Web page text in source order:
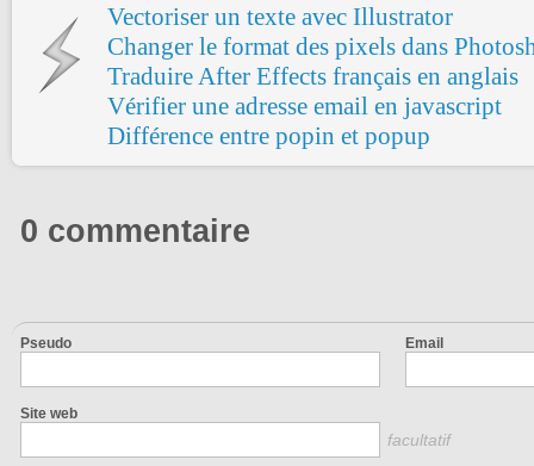
Vectoriser un texte avec Illustrator
Changer le format des pixels dans
Traduire After Effects français en anglais
Vérifier une adresse email en javascript
Différence entre popin et popup
0 commentaire
Pseudo Email
Site web
facultatif